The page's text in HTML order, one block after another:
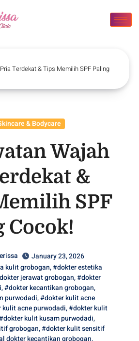
Terdekat & Tips Memilih SPF Paling
& Bodycare
Wajah
&
SPF
Cocok!
January 23, 2026
kulit grobogan,#dokter estetika
jerawat grobogan,#dokter
,#dokter kecantikan grobogan,
purwodadi,#dokter kulit acne
kulit acne purwodadi,#dokter kulit
kulit kusam purwodadi,
grobogan,#dokter kulit sensitif